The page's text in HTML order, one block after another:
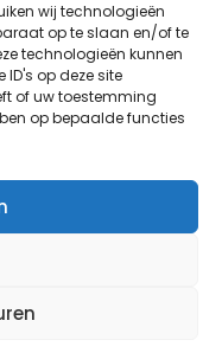
wij technologieën
op te slaan en/of te
technologieën kunnen
op deze site
of uw toestemming
op bepaalde functies